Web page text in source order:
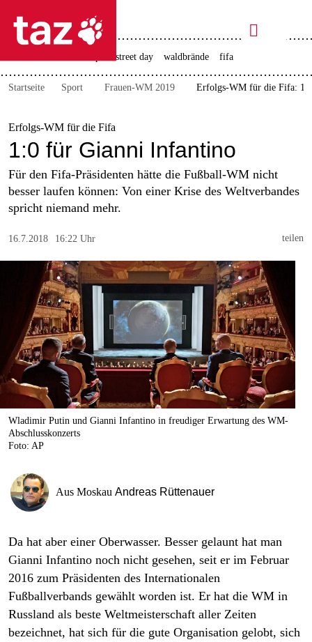
taz zahl ich
taz zahl ich
themen
politik
öko
berlin
nord
wahrheit
verlag
verlag
shop
unterstützen
abo
genossenschaft
epaper login

taz zahl ich
christopher street day waldbrände fifa
Startseite Sport Frauen-WM 2019 Erfolgs-WM für die Fifa:
Erfolgs-WM für die Fifa
1:0 für Gianni Infantino
Für den Fifa-Präsidenten hätte die Fußball-WM nicht
besser laufen können: Von einer Krise des Weltverbandes
spricht niemand mehr.
16.7.2018 16:22 Uhr teilen
Wladimir Putin und Gianni Infantino in freudiger Erwartung des WM-
Abschlusskonzerts
Foto: AP
Aus Moskau Andreas Rüttenauer
Da hat aber einer Oberwasser. Besser gelaunt hat man
Gianni Infantino noch nicht gesehen, seit er im Februar
2016 zum Präsidenten des Internationalen
Fußballverbands gewählt worden ist. Er hat die WM in
Russland als beste Weltmeisterschaft aller Zeiten
bezeichnet, hat sich für die gute Organisation gelobt, sich